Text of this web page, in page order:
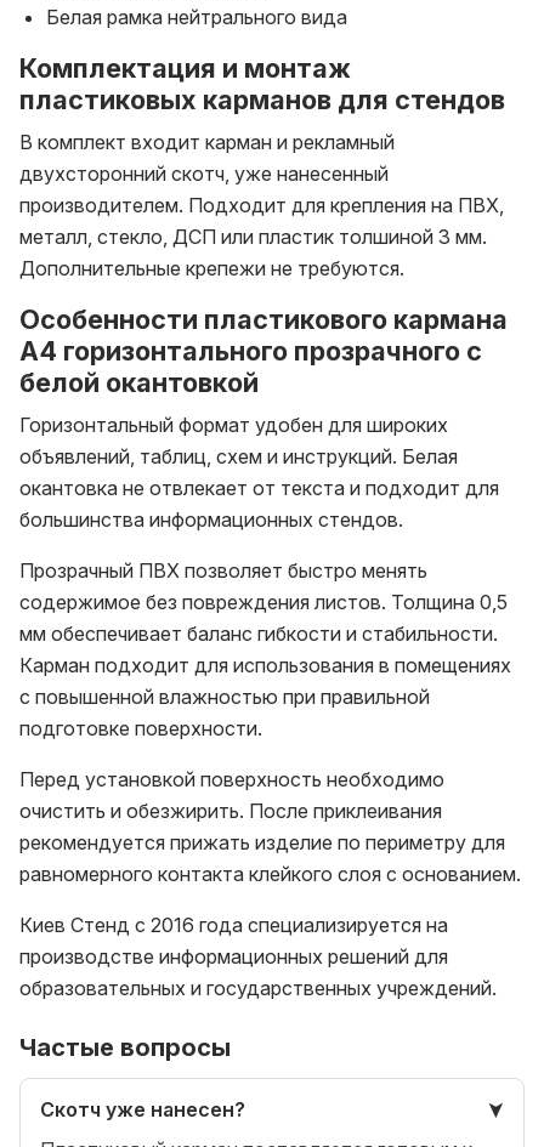
Белая рамка нейтрального вида
Комплектация и монтаж
пластиковых карманов для стендов
В комплект входит карман и рекламный
двухсторонний скотч, уже нанесенный
производителем. Подходит для крепления на ПВХ,
металл, стекло, ДСП или пластик толшиной 3 мм.
Дополнительные крепежи не требуются.
Особенности пластикового кармана
A4 горизонтального прозрачного с
белой окантовкой
Горизонтальный формат удобен для широких
объявлений, таблиц, схем и инструкций. Белая
окантовка не отвлекает от текста и подходит для
большинства информационных стендов.
Прозрачный ПВХ позволяет быстро менять
содержимое без повреждения листов. Толщина 0,5
мм обеспечивает баланс гибкости и стабильности.
Карман подходит для использования в помещениях
с повышенной влажностью при правильной
подготовке поверхности.
Перед установкой поверхность необходимо
очистить и обезжирить. После приклеивания
рекомендуется прижать изделие по периметру для
равномерного контакта клейкого слоя с основанием.
Киев Стенд с 2016 года специализируется на
производстве информационных решений для
образовательных и государственных учреждений.
Частые вопросы
Скотч уже нанесен?